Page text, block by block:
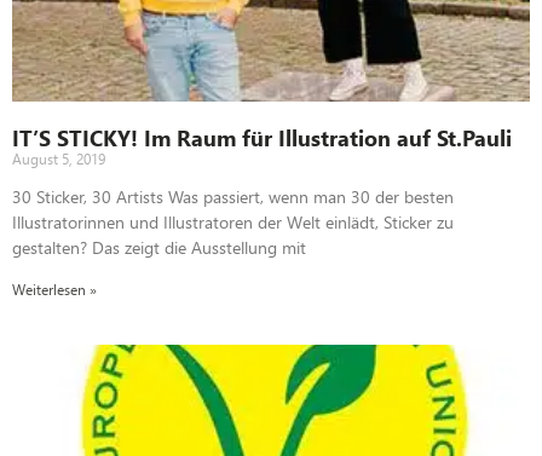
IT’S STICKY! Im Raum für Illustration auf St.Pauli
August 5, 2019
30 Sticker, 30 Artists Was passiert, wenn man 30 der besten
Illustratorinnen und Illustratoren der Welt einlädt, Sticker zu
gestalten? Das zeigt die Ausstellung mit
Weiterlesen »